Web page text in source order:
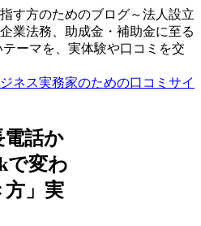
す方のためのブログ～法人設立
業法務、助成金・補助金に至る
ーマを、実体験や口コミを交
ネス実務家のための口コミサイ
話か
で変わ
方」実